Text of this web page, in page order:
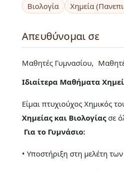
Βιολογία Χημεία
Απευθύνομαι σε
Μαθητές Γυμνασίου
Ιδιαίτερα Μαθήματα
Είμαι πτυχιούχος Χημικός
Χημείας και Βιολογίαςσε
Για το Γυμνάσιο:
• Υποστήριξη στη μελέτη